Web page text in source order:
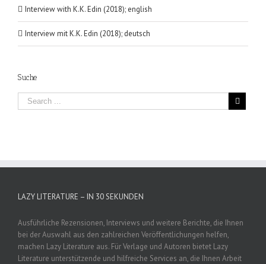
Interview with K.K. Edin (2018); english
Interview mit K.K. Edin (2018); deutsch
Suche
LAZY LITERATURE – IN 30 SEKUNDEN
Ausführliche Rezensionen, Interviews und weitere Berichte, die Ihnen
bei der Auswahl aus den zahlreichen Veröffentlichungen helfen,
machen Lazy Literature aus. Für Verlage und Autoren bietet Lazy
Literature unterstützende und hilfreiche Services an, die Ihnen Arbeit